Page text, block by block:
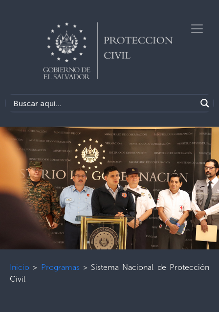
Inicio > Programas> Sistema Nacional de Protección
Civil